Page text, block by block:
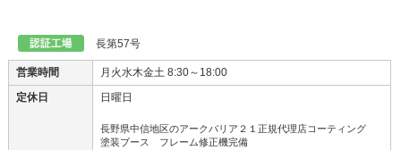
長第57号
営業時間
月火水木金土 8:30～18:00
定休日
日曜日
長野県中信地区のアークバリア２１正規代理店コーティング
塗装ブース フレーム修正機完備